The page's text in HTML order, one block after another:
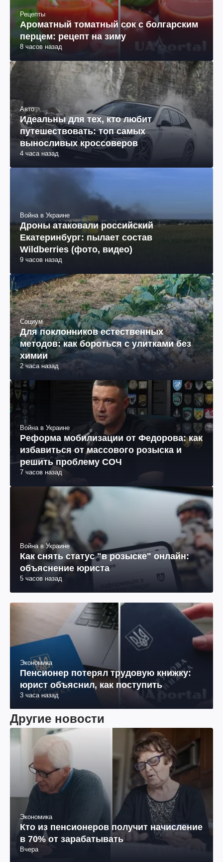
Рецепты
Ароматный томатный сок с болгарским
перцем: рецепт на зиму
8 часов назад
Авто
Идеальны для тех, кто любит
путешествовать: топ самых
выносливых кроссоверов
4 часа назад
Война в Украине
Дроны атаковали российский
Екатеринбург: пылает состав
Wildberries (фото, видео)
9 часов назад
Социум
Для поклонников естественных
методов: как бороться с улитками без
химии
2 часа назад
Война в Украине
Реформа мобилизации от Федорова: как
избавиться от массового розыска и
решить проблему СОЧ
7 часов назад
Война в Украине
Как снять статус "в розыске" онлайн:
объяснение юриста
5 часов назад
Экономика
Пенсионер потерял трудовую книжку:
юрист объяснил, как поступить
3 часа назад
Другие новости
Экономика
Кто из пенсионеров получит начисление
в 70% от зарабатывать
Вчера